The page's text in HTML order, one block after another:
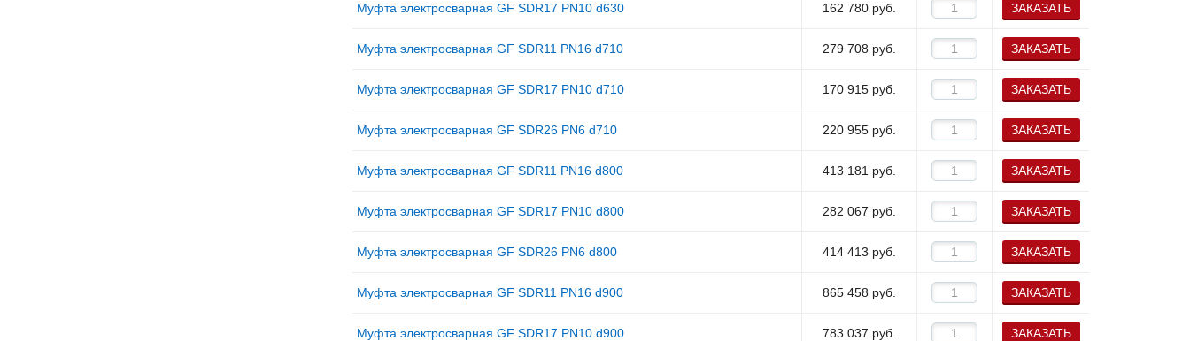
Муфта электросварная GF SDR17 PN10 d630 162 780 руб. ЗАКАЗАТЬ
Муфта электросварная GF SDR11 PN16 d710 279 708 руб. ЗАКАЗАТЬ
Муфта электросварная GF SDR17 PN10 d710 170 915 руб. ЗАКАЗАТЬ
Муфта электросварная GF SDR26 PN6 d710 220 955 руб. ЗАКАЗАТЬ
Муфта электросварная GF SDR11 PN16 d800 413 181 руб. ЗАКАЗАТЬ
Муфта электросварная GF SDR17 PN10 d800 282 067 руб. ЗАКАЗАТЬ
Муфта электросварная GF SDR26 PN6 d800 414 413 руб. ЗАКАЗАТЬ
Муфта электросварная GF SDR11 PN16 d900 865 458 руб. ЗАКАЗАТЬ
Муфта электросварная GF SDR17 PN10 d900 783 037 руб. ЗАКАЗАТЬ